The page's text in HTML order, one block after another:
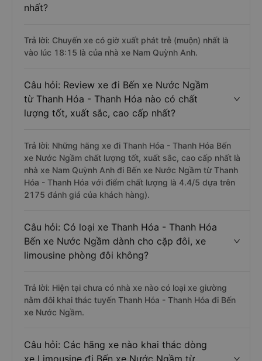
nhất?
Trả lời: Chuyến xe có giờ xuất phát trễ (muộn) nhất là
vào lúc 18:15 là của nhà xe Nam Quỳnh Anh.
Câu hỏi: Review xe đi Bến xe Nước Ngầm
từ Thanh Hóa - Thanh Hóa nào có chất
lượng tốt, xuất sắc, cao cấp nhất?
Trả lời: Những hãng xe đi Thanh Hóa - Thanh Hóa Bến
xe Nước Ngầm chất lượng tốt, xuất sắc, cao cấp nhất là
nhà xe Nam Quỳnh Anh đi Bến xe Nước Ngầm từ Thanh
Hóa - Thanh Hóa với điểm chất lượng là 4.4/5 dựa trên
2175 đánh giá của khách hàng).
Câu hỏi: Có loại xe Thanh Hóa - Thanh Hóa
Bến xe Nước Ngầm dành cho cặp đôi, xe
limousine phòng đôi không?
Trả lời: Hiện tại chưa có nhà xe nào có loại xe giường
nằm đôi khai thác tuyến Thanh Hóa - Thanh Hóa đi Bến
xe Nước Ngầm.
Câu hỏi: Các hãng xe nào khai thác dòng
xe Limousine đi Bến xe Nước Ngầm từ